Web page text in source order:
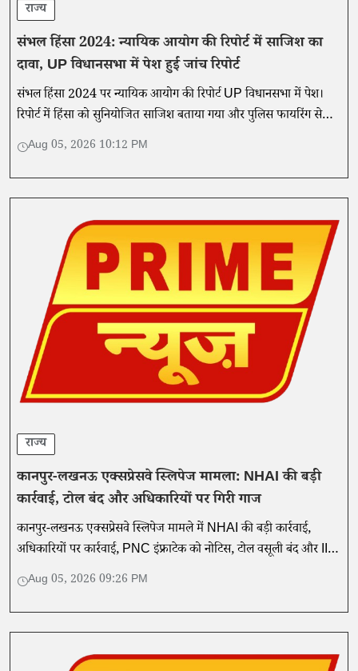
राज्य
संभल हिंसा 2024: न्यायिक आयोग की रिपोर्ट में साजिश का
दावा, UP विधानसभा में पेश हुई जांच रिपोर्ट
संभल हिंसा 2024 पर न्यायिक आयोग की रिपोर्ट UP विधानसभा में पेश।
रिपोर्ट में हिंसा को सुनियोजित साजिश बताया गया और पुलिस फायरिंग से
मौतों से इनकार किया गया।
Aug 05, 2026 10:12 PM
राज्य
कानपुर-लखनऊ एक्सप्रेसवे स्लिपेज मामला: NHAI की बड़ी
कार्रवाई, टोल बंद और अधिकारियों पर गिरी गाज
कानपुर-लखनऊ एक्सप्रेसवे स्लिपेज मामले में NHAI की बड़ी कार्रवाई,
अधिकारियों पर कार्रवाई, PNC इंफ्राटेक को नोटिस, टोल वसूली बंद और IIT
खड़गपुर की तकनीकी जांच शुरू।
Aug 05, 2026 09:26 PM